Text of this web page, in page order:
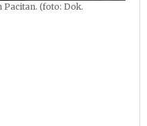
Pacitan. (foto: Dok.